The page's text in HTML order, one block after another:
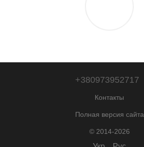
+380973952717
Контакты
Полная версия сайта
© 2014-2026